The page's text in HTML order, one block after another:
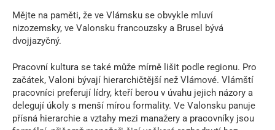
Mějte na paměti, že ve Vlámsku se obvykle mluví
nizozemsky, ve Valonsku francouzsky a Brusel bývá
dvojjazyčný.
Pracovní kultura se také může mírně lišit podle regionu. Pro
začátek, Valoni bývají hierarchičtější než Vlámové. Vlámští
pracovníci preferují lídry, kteří berou v úvahu jejich názory a
delegují úkoly s menší mírou formality. Ve Valonsku panuje
přísná hierarchie a vztahy mezi manažery a pracovníky jsou